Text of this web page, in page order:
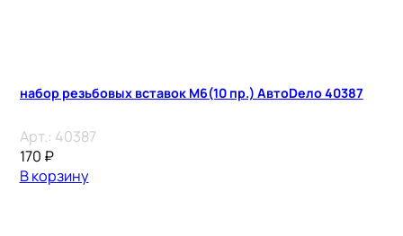
набор резьбовых вставок М6(10 пр.) АвтоDело 40387
Арт.: 40387
170 ₽
В корзину